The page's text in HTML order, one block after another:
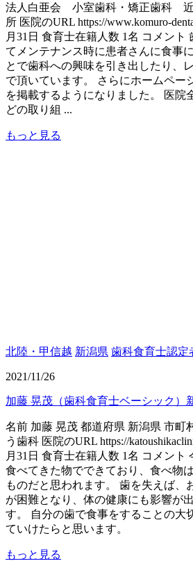
法人白亜会 小室歯科・矯正歯科 近
所 医院のURL https://www.komuro-
月31日 食育士在籍人数 1名 コメント
てメンテナンス時に患者さんに食事
とで歯科への興味を引き出したり、
で頂いています。 さらにホームペー
を掲載するようになりました。 医院
どの取り組 ...
もっと見る
北陸・甲信越 新潟県 歯科食育士認定
2021/11/26
加藤 晃茂（歯科食育士ベーシック）
名前 加藤 晃茂 都道府県 新潟県 市町
う歯科 医院のURL https://
月31日 食育士在籍人数 1名 コメント
食べてきた物でできており、食べ物
ものだと思われます。 歯を失えば、
が困難となり、体の健康にも影響が
す。 自分の歯で食事をすることの大
ていけたらと思います。
もっと見る